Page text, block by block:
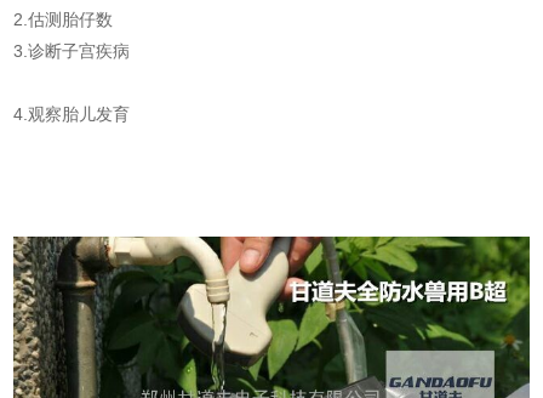
2.估测胎仔数
3.诊断子宫疾病
4.观察胎儿发育